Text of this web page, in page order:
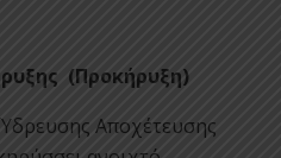
(Προκήρυξη)
Αποχέτευσης